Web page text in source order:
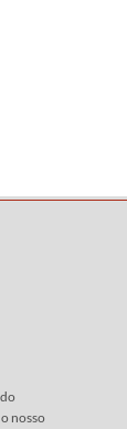
nosso